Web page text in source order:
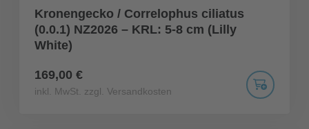
Kronengecko / Correlophus ciliatus
(0.0.1) NZ2026 – KRL: 5-8 cm (Lilly
White)
169,00 €
inkl. MwSt. zzgl. Versandkosten